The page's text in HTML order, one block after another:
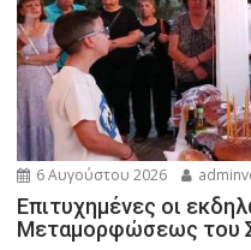
6 Αυγούστου 2026
Επιτυχημένες οι
Μεταμορφώσεως του